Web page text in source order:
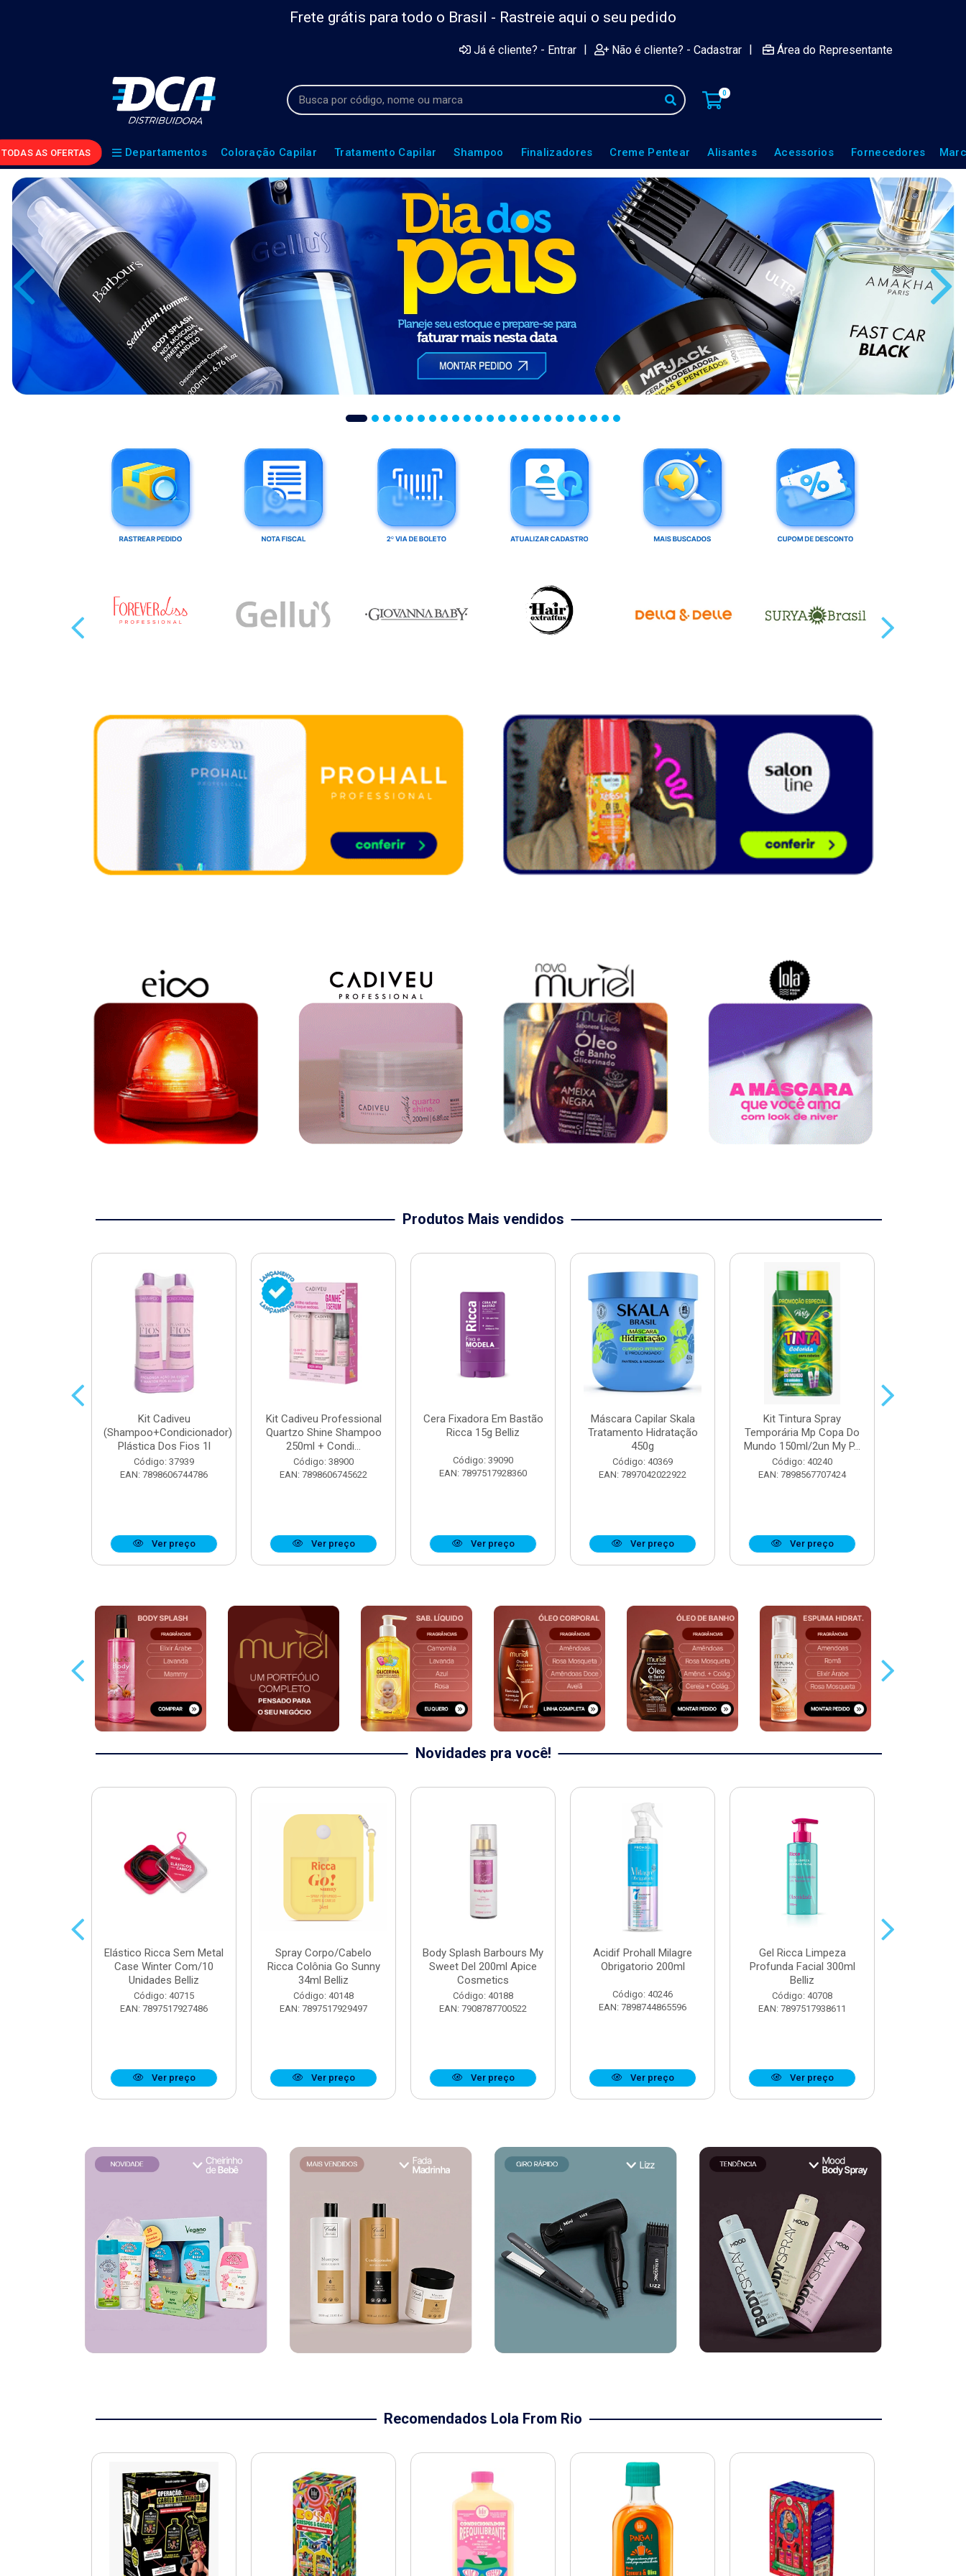
Frete grátis para todo o Brasil - Rastreie aqui o seu pedido
Já é cliente? - Entrar | Não é cliente? - Cadastrar | Área do Representante
0
TODAS AS OFERTAS Departamentos Coloração Capilar Tratamento Capilar Shampoo Finalizadores Creme Pentear Alisantes Acessorios Fornecedores
Produtos Mais vendidos
Kit Cadiveu
(Shampoo+Condicionador)
Plástica Dos Fios 1l
Código: 37939
EAN: 7898606744786
Ver preço
Kit Cadiveu Professional
Quartzo Shine Shampoo
250ml + Condi...
Código: 38900
EAN: 7898606745622
Ver preço
Cera Fixadora Em Bastão
Ricca 15g Belliz
Código: 39090
EAN: 7897517928360
Ver preço
Máscara Capilar Skala
Tratamento Hidratação
450g
Código: 40369
EAN: 7897042022922
Ver preço
Kit Tintura Spray
Temporária Mp Copa Do
Mundo 150ml/2un My P...
Código: 40240
EAN: 7898567707424
Ver preço
Novidades pra você!
Elástico Ricca Sem Metal
Case Winter Com/10
Unidades Belliz
Código: 40715
EAN: 7897517927486
Ver preço
Spray Corpo/Cabelo
Ricca Colônia Go Sunny
34ml Belliz
Código: 40148
EAN: 7897517929497
Ver preço
Body Splash Barbours My
Sweet Del 200ml Apice
Cosmetics
Código: 40188
EAN: 7908787700522
Ver preço
Acidif Prohall Milagre
Obrigatorio 200ml
Código: 40246
EAN: 7898744865596
Ver preço
Gel Ricca Limpeza
Profunda Facial 300ml
Belliz
Código: 40708
EAN: 7897517938611
Ver preço
Recomendados Lola From Rio